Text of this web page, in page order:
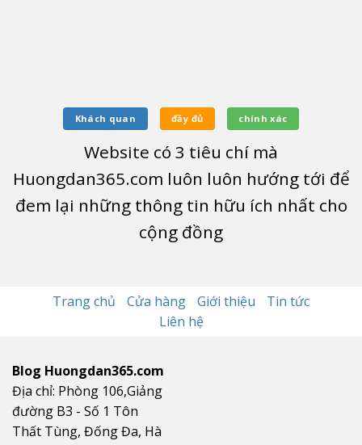
Khách quan đầy đủ chính xác
Website có 3 tiêu chí mà
Huongdan365.com luôn luôn hướng tới để
đem lại những thông tin hữu ích nhất cho
cộng đồng
Trang chủ Cửa hàng Giới thiệu
Tin tức
Liên hệ
Blog Huongdan365.com
Địa chỉ: Phòng 106,Giảng
đường B3 - Số 1 Tôn
Thất Tùng, Đống Đa, Hà